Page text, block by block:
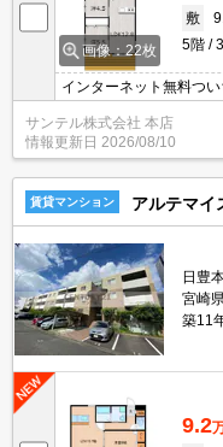
画像：22枚
敷
5階
インターネット無料つ
サンテル株式会社 本店
情報更新日 2026/08/10
賃貸マンション アルテマイ
日豊
宮崎
築11
9.2